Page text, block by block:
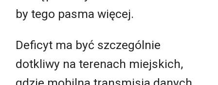
by tego pasma więcej.
Deficyt ma być szczególnie
dotkliwy na terenach miejskich,